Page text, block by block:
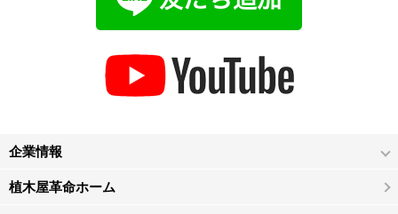
企業情報
植木屋革命ホーム